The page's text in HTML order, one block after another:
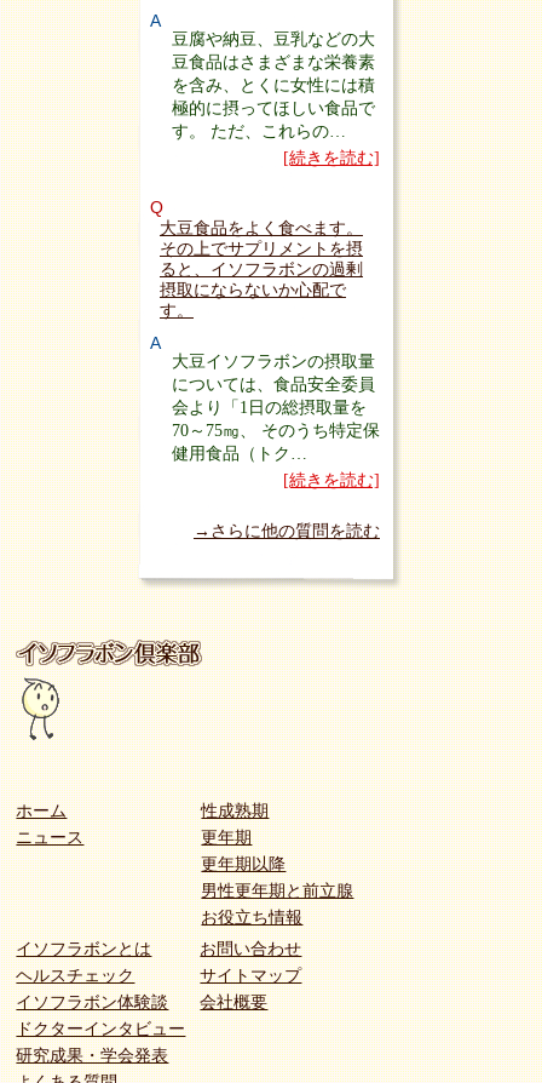
A
豆腐や納豆、豆乳などの大
豆食品はさまざまな栄養素
を含み、とくに女性には積
極的に摂ってほしい食品で
す。 ただ、これらの…
[続きを読む]
Q
大豆食品をよく食べます。
その上でサプリメントを摂
ると、イソフラボンの過剰
摂取にならないか心配で
す。
A
大豆イソフラボンの摂取量
については、食品安全委員
会より「1日の総摂取量を
70～75㎎、 そのうち特定保
健用食品（トク…
[続きを読む]
→さらに他の質問を読む
ホーム
ニュース
性成熟期
更年期
更年期以降
男性更年期と前立腺
お役立ち情報
イソフラボンとは
ヘルスチェック
イソフラボン体験談
ドクターインタビュー
研究成果・学会発表
お問い合わせ
サイトマップ
会社概要